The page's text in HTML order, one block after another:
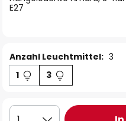
E27
Anzahl Leuchtmittel: 3
1
3